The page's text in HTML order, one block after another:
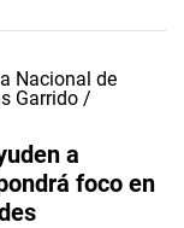
a
foco en